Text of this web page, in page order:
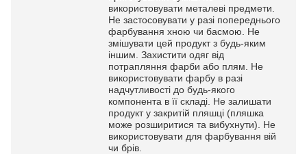
використовувати металеві предмети.
Не застосовувати у разі попереднього
фарбування хною чи басмою. Не
змішувати цей продукт з будь-яким
іншим. Захистити одяг від
потрапляння фарби або плям. Не
використовувати фарбу в разі
надчутливості до будь-якого
компонента в її складі. Не залишати
продукт у закритій пляшці (пляшка
може розширитися та вибухнути). Не
використовувати для фарбування вій
чи брів.